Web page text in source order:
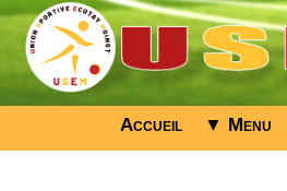
Accueil ▼ Menu